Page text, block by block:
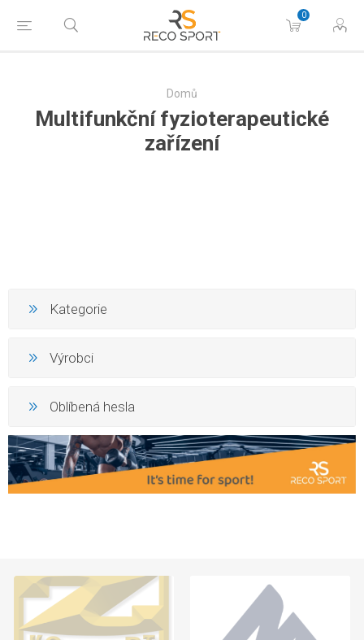
0
Domů
Multifunkční fyzioterapeutické
zařízení
Kategorie
Výrobci
Oblíbená hesla